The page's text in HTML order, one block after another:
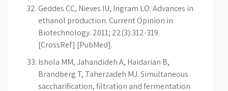
Geddes CC, Nieves IU, Ingram LO. Advances in
ethanol production. Current Opinion in
Biotechnology. 2011; 22(3):312-319.
[CrossRef] [PubMed].
Ishola MM, Jahandideh A, Haidarian B,
Brandberg T, Taherzadeh MJ. Simultaneous
saccharification, filtration and fermentation